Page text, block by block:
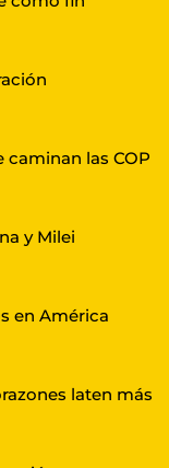
caminan las COP
y Milei
en América
laten más